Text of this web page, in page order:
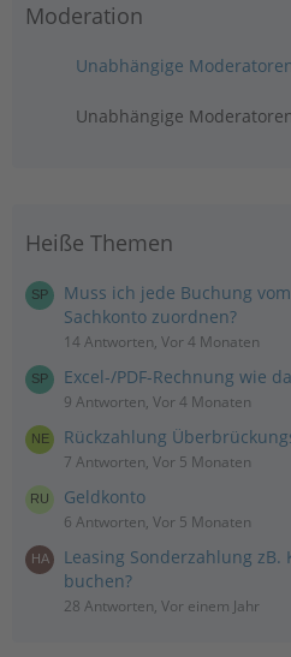
Moderation
Unabhängige
Unabhängige
Heiße Themen
Muss ich jede Buchung
Sachkonto zuordnen?
14 Antworten, Vor 4 Monaten
Excel-/PDF-Rechnung wie
9 Antworten, Vor 4 Monaten
Rückzahlung
7 Antworten, Vor 5 Monaten
Geldkonto
6 Antworten, Vor 5 Monaten
Leasing Sonderzahlung zB.
buchen?
28 Antworten, Vor einem Jahr